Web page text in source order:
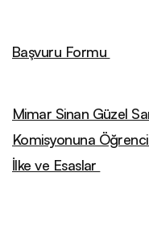
Başvuru Formu
Mimar Sinan Güzel
Komisyonuna
İlke ve Esaslar